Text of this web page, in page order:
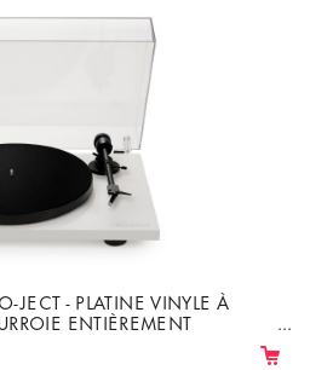
JECT - PLATINE VINYLE À
ENTIÈREMENT